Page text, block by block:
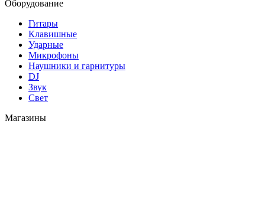
Оборудование
Гитары
Клавишные
Ударные
Микрофоны
Наушники и гарнитуры
DJ
Звук
Свет
Магазины